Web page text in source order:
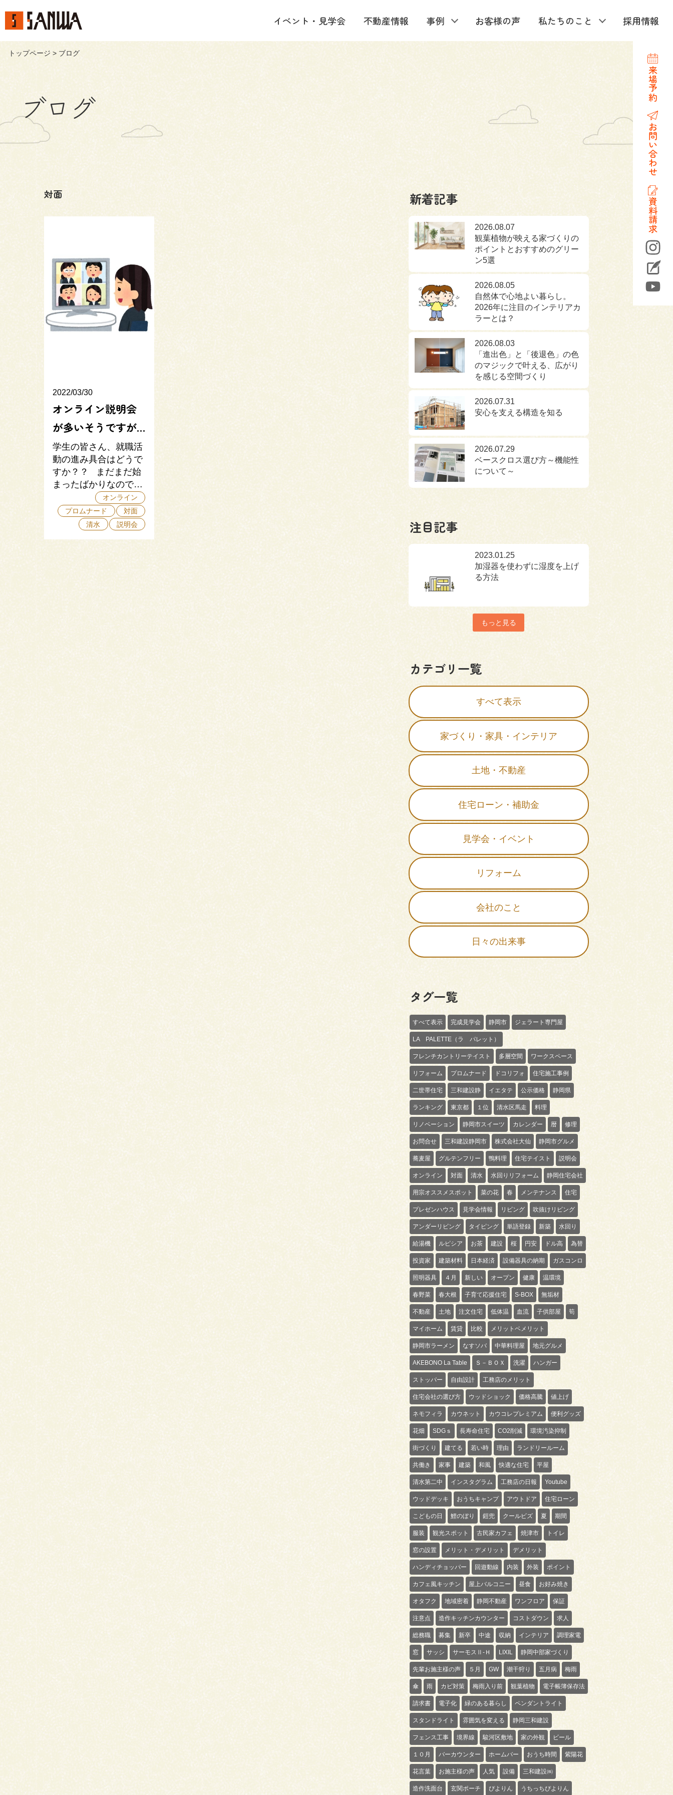
イベント・見学会 不動産情報 事例 お客様の声 私たちのこと 採用情報
来場予約
お問い合わせ
資料請求
トップページ > ブログ
ブログ
対面
2022/03/30
オンライン説明会
が多いそうですが…
学生の皆さん、就職活
動の進み具合はどうで
すか？？ まだまだ始
まったばかりなので…
オンライン
プロムナード
対面
清水
説明会
新着記事
2026.08.07
観葉植物が映える家づくりの
ポイントとおすすめのグリー
ン5選
2026.08.05
自然体で心地よい暮らし。
2026年に注目のインテリアカ
ラーとは？
2026.08.03
「進出色」と「後退色」の色
のマジックで叶える、広がり
を感じる空間づくり
2026.07.31
安心を支える構造を知る
2026.07.29
ベースクロス選び方～機能性
について～
注目記事
2023.01.25
加湿器を使わずに湿度を上げ
る方法
もっと見る
カテゴリ一覧
すべて表示
家づくり・家具・インテリア
土地・不動産
住宅ローン・補助金
見学会・イベント
リフォーム
会社のこと
日々の出来事
タグ一覧
すべて表示 完成見学会 静岡市 ジェラート専門屋
LA PALETTE（ラ パレット）
フレンチカントリーテイスト 多層空間 ワークスペース
リフォーム プロムナード ドコリフォ 住宅施工事例
二世帯住宅 三和建設静 イエタテ 公示価格 静岡県
ランキング 東京都 １位 清水区馬走 料理
リノベーション 静岡市スイーツ カレンダー 暦 修理
お問合せ 三和建設静岡市 株式会社大仙 静岡市グルメ
蕎麦屋 グルテンフリー 鴨料理 住宅テイスト 説明会
オンライン 対面 清水 水回りリフォーム 静岡住宅会社
用宗オススメスポット 菜の花 春 メンテナンス 住宅
プレゼンハウス 見学会情報 リビング 吹抜けリビング
アンダーリビング タイピング 単語登録 新築 水回り
給湯機 ルピシア お茶 建設 桜 円安 ドル高 為替
投資家 建築材料 日本経済 設備器具の納期 ガスコンロ
照明器具 ４月 新しい オープン 健康 温環境
春野菜 春大根 子育て応援住宅 S-BOX 無垢材
不動産 土地 注文住宅 低体温 血流 子供部屋 筍
マイホーム 賃貸 比較 メリットベメリット
静岡市ラーメン なすソバ 中華料理屋 地元グルメ
AKEBONO La Table Ｓ－ＢＯＸ 洗濯 ハンガー
ストッパー 自由設計 工務店のメリット
住宅会社の選び方 ウッドショック 価格高騰 値上げ
ネモフィラ カウネット カウコレプレミアム 便利グッズ
花畑 SDGｓ 長寿命住宅 CO2削減 環境汚染抑制
街づくり 建てる 若い時 理由 ランドリールーム
共働き 家事 建築 和風 快適な住宅 平屋
清水第二中 インスタグラム 工務店の日報 Youtube
ウッドデッキ おうちキャンプ アウトドア 住宅ローン
こどもの日 鯉のぼり 鎧兜 クールビズ 夏 期間
服装 観光スポット 古民家カフェ 焼津市 トイレ
窓の設置 メリット・デメリット デメリット
ハンディチョッパー 回遊動線 内装 外装 ポイント
カフェ風キッチン 屋上バルコニー 昼食 お好み焼き
オタフク 地域密着 静岡不動産 ワンフロア 保証
注意点 造作キッチンカウンター コストダウン 求人
総務職 募集 新卒 中途 収納 インテリア 調理家電
窓 サッシ サーモスⅡ-Ｈ LIXIL 静岡中部家づくり
先輩お施主様の声 ５月 GW 潮干狩り 五月病 梅雨
傘 雨 カビ対策 梅雨入り前 観葉植物 電子帳簿保存法
請求書 電子化 緑のある暮らし ペンダントライト
スタンドライト 雰囲気を変える 静岡三和建設
フェンス工事 境界線 駿河区敷地 家の外観 ビール
１０月 バーカウンター ホームバー おうち時間 紫陽花
花言葉 お施主様の声 人気 設備 三和建設㈱
造作洗面台 玄関ポーチ ぴよりん うちっちぴよりん